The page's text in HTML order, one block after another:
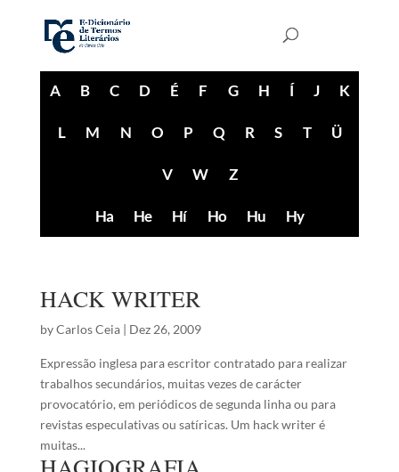
A B C D É F G H Í J K
L M N O P Q R S T Ü
V W Z
Ha He Hí Ho Hu Hy
HACK WRITER
byCarlos Ceia| Dez 26, 2009
Expressão inglesa para escritor contratado para realizar
trabalhos secundários, muitas vezes de carácter
provocatório, em periódicos de segunda linha ou para
revistas especulativas ou satíricas. Um hack writer é
muitas...